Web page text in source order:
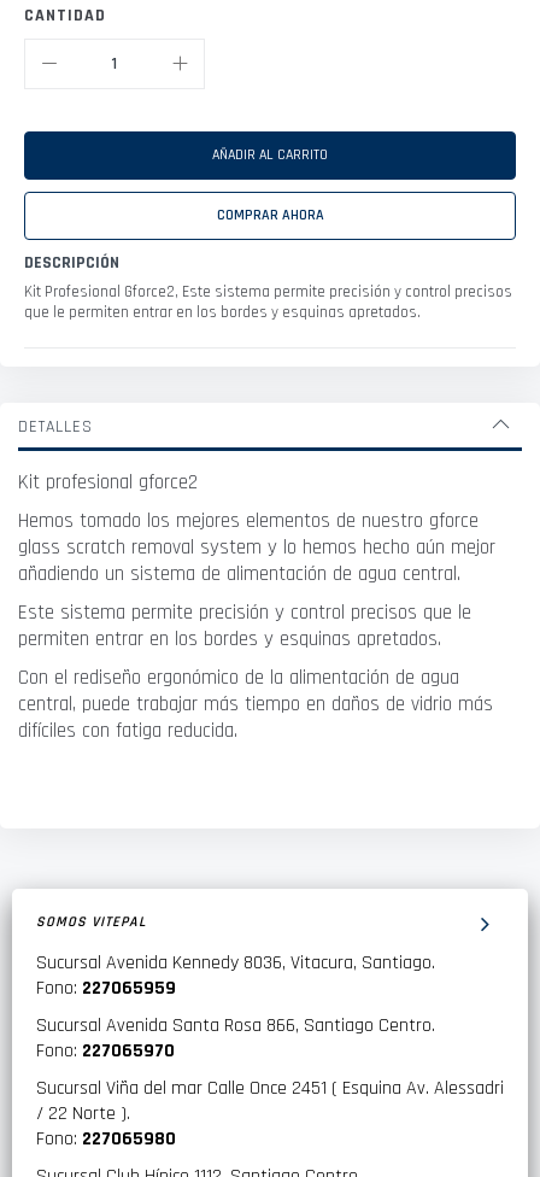
CANTIDAD
AÑADIR AL CARRITO
COMPRAR AHORA
DESCRIPCIÓN
Kit Profesional Gforce2, Este sistema permite precisión y control precisos
que le permiten entrar en los bordes y esquinas apretados.
DETALLES
Kit profesional gforce2
Hemos tomado los mejores elementos de nuestro gforce
glass scratch removal system y lo hemos hecho aún mejor
añadiendo un sistema de alimentación de agua central.
Este sistema permite precisión y control precisos que le
permiten entrar en los bordes y esquinas apretados.
Con el rediseño ergonómico de la alimentación de agua
central, puede trabajar más tiempo en daños de vidrio más
difíciles con fatiga reducida.
SOMOS VITEPAL
Sucursal Avenida Kennedy 8036, Vitacura, Santiago.
Fono: 227065959
Sucursal Avenida Santa Rosa 866, Santiago Centro.
Fono: 227065970
Sucursal Viña del mar Calle Once 2451 ( Esquina Av. Alessadri
/ 22 Norte ).
Fono: 227065980